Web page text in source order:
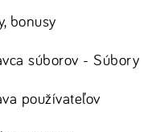
bonusy
súborov - Súbory
používateľov